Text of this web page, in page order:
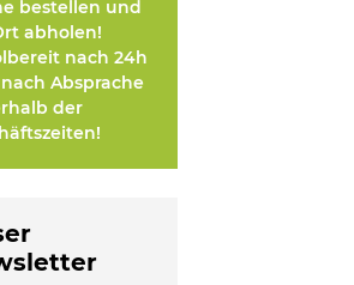
bestellen und
abholen!
nach 24h
Absprache
der